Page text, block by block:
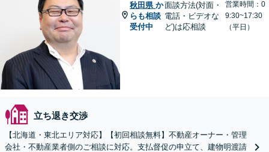
秋田県 か
らも相談
受付中
面談方法(対面・
電話・ビデオな
ど)は応相談
営業時間：0
9:30~17:30
（平日）
立ち退き交渉
【北海道・東北エリア対応】【初回相談無料】不動産オーナー・管理
会社・不動産業者側のご相談に対応。支払督促の申立て、建物明渡請